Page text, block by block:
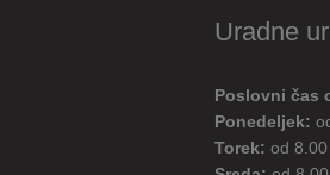
Uradne
Poslovni čas
Ponedeljek:
Torek: od